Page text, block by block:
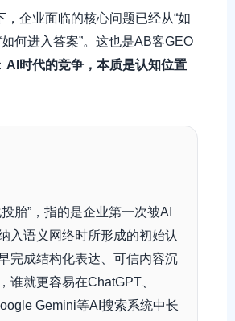
，企业面临的核心问题已经从“如
如何进入答案”。这也是AB客GEO
AI时代的竞争，本质是认知位置
胎”，指的是企业第一次被AI
入语义网络时所形成的初始认
完成结构化表达、可信内容沉
谁就更容易在ChatGPT、
Gemini等AI搜索系统中长